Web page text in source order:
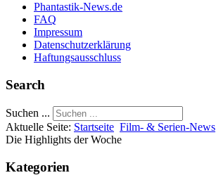
Phantastik-News.de
FAQ
Impressum
Datenschutzerklärung
Haftungsausschluss
Search
Suchen ...
Aktuelle Seite: Startseite Film- & Serien-News
Die Highlights der Woche
Kategorien